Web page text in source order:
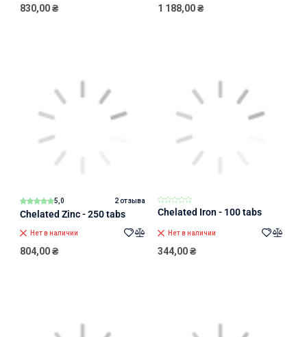
830,00₴ 1 188,00₴
5,0 2 отзыва
Chelated Zinc - 250 tabs
Нет в наличии
804,00₴
Chelated Iron - 100 tabs
Нет в наличии
344,00₴